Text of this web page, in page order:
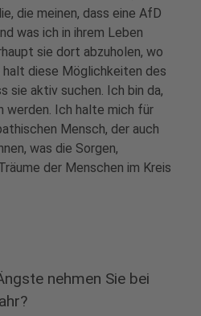
die meinen, dass eine AfD
was ich in ihrem Leben
sie dort abzuholen, wo
halt diese Möglichkeiten des
sie aktiv suchen. Ich bin da,
werden. Ich halte mich für
Mensch, der auch
was die Sorgen,
der Menschen im Kreis
nehmen Sie bei